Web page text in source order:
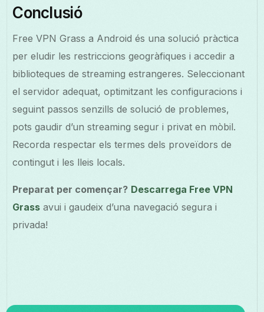
Conclusió
Free VPN Grass a Android és una solució pràctica
per eludir les restriccions geogràfiques i accedir a
biblioteques de streaming estrangeres. Seleccionant
el servidor adequat, optimitzant les configuracions i
seguint passos senzills de solució de problemes,
pots gaudir d’un streaming segur i privat en mòbil.
Recorda respectar els termes dels proveïdors de
contingut i les lleis locals.
Preparat per començar? Descarrega Free VPN
Grass avui i gaudeix d’una navegació segura i
privada!